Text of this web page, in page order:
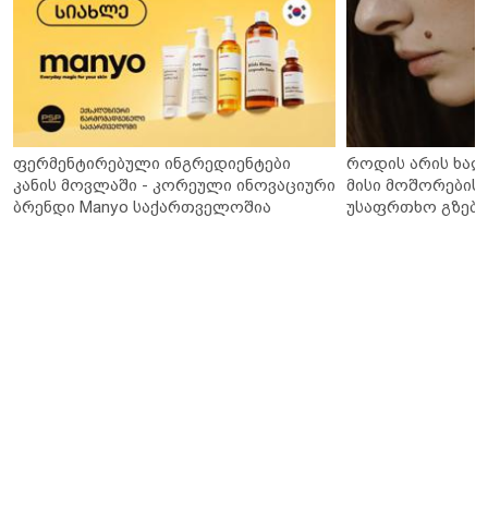
ფერმენტირებული ინგრედიენტები
კანის მოვლაში - კორეული ინოვაციური
ბრენდი Manyo საქართველოშია
როდის არის
მისი მოშორების
უსაფრთხო გზები